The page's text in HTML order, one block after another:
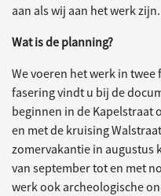
aan als wij aan het werk zijn.
Wat is de planning?
We voeren het werk in twee
fasering vindt u bij de
beginnen in de Kapelstraat
en met de kruising
zomervakantie in augustus
van september tot en met
werk ook archeologische